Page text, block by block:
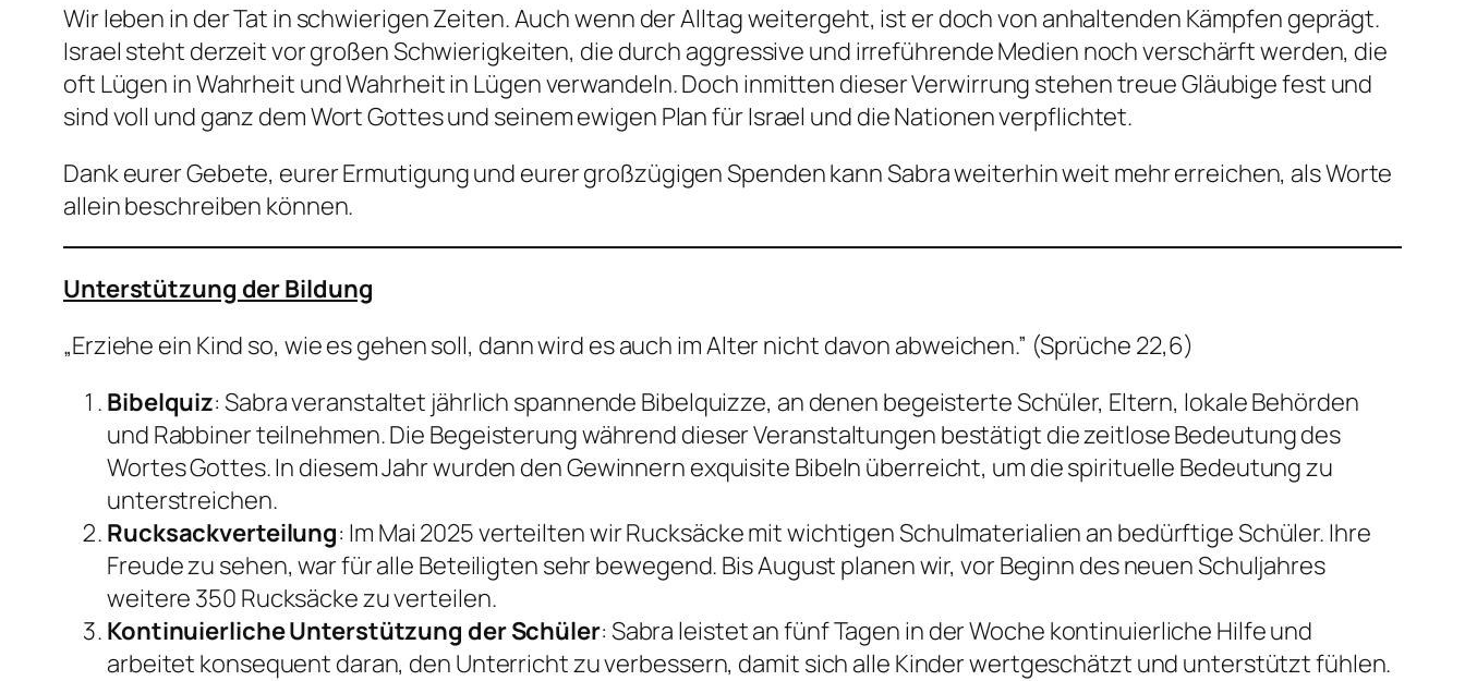
Wir leben in der Tat in schwierigen Zeiten. Auch wenn der Alltag weitergeht, ist er doch von anhaltenden Kämpfen geprägt.
Israel steht derzeit vor großen Schwierigkeiten, die durch aggressive und irreführende Medien noch verschärft werden, die
oft Lügen in Wahrheit und Wahrheit in Lügen verwandeln. Doch inmitten dieser Verwirrung stehen treue Gläubige fest und
sind voll und ganz dem Wort Gottes und seinem ewigen Plan für Israel und die Nationen verpflichtet.
Dank eurer Gebete, eurer Ermutigung und eurer großzügigen Spenden kann Sabra weiterhin weit mehr erreichen, als Worte
allein beschreiben können.
Unterstützung der Bildung
„Erziehe ein Kind so, wie es gehen soll, dann wird es auch im Alter nicht davon abweichen.” (Sprüche 22,6)
Bibelquiz: Sabra veranstaltet jährlich spannende Bibelquizze, an denen begeisterte Schüler, Eltern, lokale Behörden
und Rabbiner teilnehmen. Die Begeisterung während dieser Veranstaltungen bestätigt die zeitlose Bedeutung des
Wortes Gottes. In diesem Jahr wurden den Gewinnern exquisite Bibeln überreicht, um die spirituelle Bedeutung zu
unterstreichen.
Rucksackverteilung: Im Mai 2025 verteilten wir Rucksäcke mit wichtigen Schulmaterialien an bedürftige Schüler. Ihre
Freude zu sehen, war für alle Beteiligten sehr bewegend. Bis August planen wir, vor Beginn des neuen Schuljahres
weitere 350 Rucksäcke zu verteilen.
Kontinuierliche Unterstützung der Schüler: Sabra leistet an fünf Tagen in der Woche kontinuierliche Hilfe und
arbeitet konsequent daran, den Unterricht zu verbessern, damit sich alle Kinder wertgeschätzt und unterstützt fühlen.